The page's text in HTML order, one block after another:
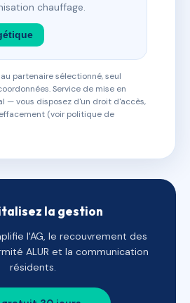
chauffage.
partenaire sélectionné, seul
Service de mise en
— vous disposez d'un droit d'accès,
(voir politique de
la gestion
l'AG, le recouvrement des
ALUR et la communication
résidents.